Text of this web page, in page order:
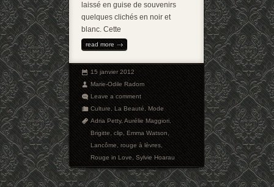
laissé en guise de souvenirs
quelques clichés en noir et
blanc. Cette
read more
15 janvier 2012
Marie-Odile Radom
Leave a comment
Culture,La Beauté,Mode
Adria Petty,Aurélie Maggiori,
Brigitte,clip,Emma Watson,
Lancôme,rouge à lèvres,
Rouge in Love,Sylvie Hoarau